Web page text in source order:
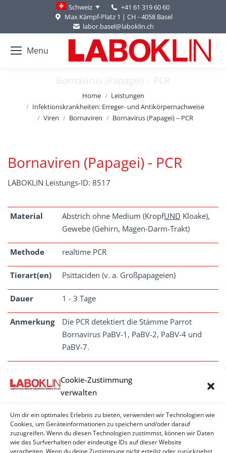
Cookie-Zustimmung
verwalten
Um dir ein optimales Erlebnis zu bieten, verwenden wir Technologien wie
Cookies, um Geräteinformationen zu speichern und/oder darauf
zuzugreifen. Wenn du diesen Technologien zustimmst, können wir Daten
wie das Surfverhalten oder eindeutige IDs auf dieser Website
verarbeiten. Wenn du deine Zustimmung nicht erteilst oder zurückziehst,
Schweiz
+41 61 319 60 60
Max Kämpf-Platz 1 | CH - 4058 Basel
labor.basel@laboklin.ch
Menu
Bornavirus (Papagei) – PCR
Home
Leistungen
Infektionskrankheiten: Erreger- und Antikörpernachweise
Viren
Bornaviren Bornavirus (Papagei) – PCR
Bornaviren (Papagei) - PCR
LABOKLIN Leistungs-ID: 8517
Material Abstrich ohne Medium (KropfUND Kloake),
Gewebe (Gehirn, Magen-Darm-Trakt)
Methode realtime PCR
Tierart(en) Psittaciden (v. a. Großpapageien)
Dauer 1 - 3 Tage
Anmerkung
Die PCR detektiert die Stämme Parrot
Bornavirus PaBV-1, PaBV-2, PaBV-4 und
PaBV-7.
Bornavirus (Papagei) - PCR
Bornavirus (Säugetiere) - PCR